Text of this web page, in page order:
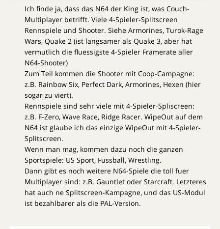
Ich finde ja, dass das N64 der King ist, was Couch-
Multiplayer betrifft. Viele 4-Spieler-Splitscreen
Rennspiele und Shooter. Siehe Armorines, Turok-Rage
Wars, Quake 2 (ist langsamer als Quake 3, aber hat
vermutlich die fluessigste 4-Spieler Framerate aller
N64-Shooter)
Zum Teil kommen die Shooter mit Coop-Campagne:
z.B. Rainbow Six, Perfect Dark, Armorines, Hexen (hier
sogar zu viert).
Rennspiele sind sehr viele mit 4-Spieler-Spliscreen:
z.B. F-Zero, Wave Race, Ridge Racer. WipeOut auf dem
N64 ist glaube ich das einzige WipeOut mit 4-Spieler-
Splitscreen.
Wenn man mag, kommen dazu noch die ganzen
Sportspiele: US Sport, Fussball, Wrestling.
Dann gibt es noch weitere N64-Spiele die toll fuer
Multiplayer sind: z.B. Gauntlet oder Starcraft. Letzteres
hat auch ne Splitscreen-Kampagne, und das US-Modul
ist bezahlbarer als die PAL-Version.